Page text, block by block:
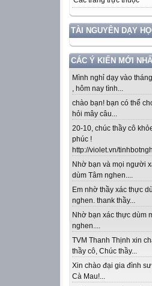
TÀI NGUYÊN DẠY
CÁC Ý KIẾN MỚI
Mình nghỉ dạy vào
, hôm nay tình...
chào bạn! bạn có thể
hỏi mây câu...
20-10, chúc thầy cô
phúc !
http://violet.vn/
Nhờ bạn và mọi người
dùm Tâm nghen....
Em nhờ thầy xác thực
nghen. thank thầy...
Nhờ bạn xác thực dùm
nghen....
TVM Thanh Thịnh xin
thầy cô, Chúc thầy...
Xin chào đại gia đình
Cà Mau!...